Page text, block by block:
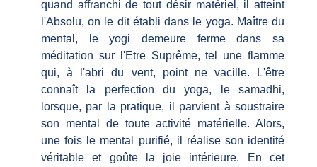
quand affranchi de tout désir matériel, il atteint
l'Absolu, on le dit établi dans le yoga. Maître du
mental, le yogi demeure ferme dans sa
méditation sur l'Etre Suprême, tel une flamme
qui, à l'abri du vent, point ne vacille. L'être
connaît la perfection du yoga, le samadhi,
lorsque, par la pratique, il parvient à soustraire
son mental de toute activité matérielle. Alors,
une fois le mental purifié, il réalise son identité
véritable et goûte la joie intérieure. En cet